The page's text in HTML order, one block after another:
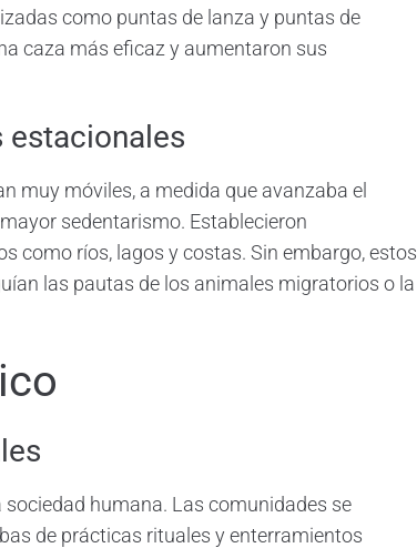
como puntas de lanza y puntas de
caza más eficaz y aumentaron sus
estacionales
muy móviles, a medida que avanzaba el
sedentarismo. Establecieron
como ríos, lagos y costas. Sin embargo, estos
las pautas de los animales migratorios o la
humana. Las comunidades se
de prácticas rituales y enterramientos